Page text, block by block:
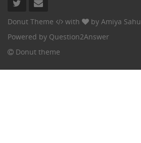
Donut Theme with by Amiya Sahu
Powered by Question2Answer
Donut theme